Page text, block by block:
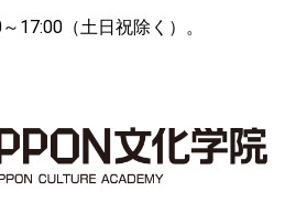
17:00（土日祝除く）。